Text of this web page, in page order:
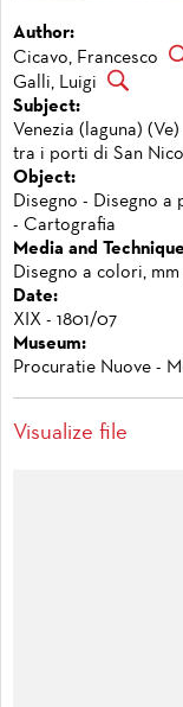
Author:
Cicavo, Francesco
Galli, Luigi
Subject:
Venezia (laguna)
tra i porti di San
Object:
Disegno - Disegno a
- Cartografia
Media and
Disegno a colori, mm
Date:
XIX - 1801/07
Museum:
Procuratie Nuove -
Visualize file